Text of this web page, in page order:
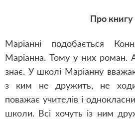
Про книгу
Маріанні подобається
Маріанна. Тому у них роман.
знає. У школі Маріанну
з ким не дружить, не
поважає учителів і
школи. Всі хочуть із ним